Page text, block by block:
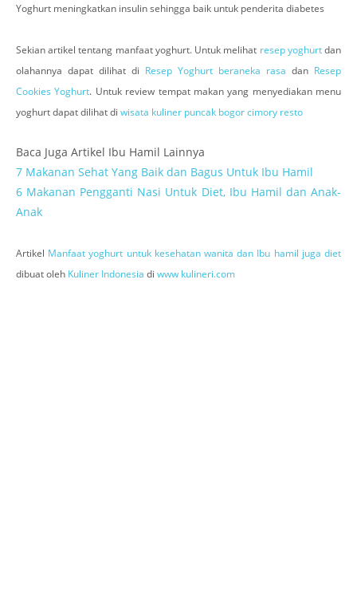
Yoghurt meningkatkan insulin sehingga baik untuk penderita diabetes
Sekian artikel tentang manfaat yoghurt. Untuk melihat resep yoghurtdan
olahannya dapat dilihat di Resep Yoghurt beraneka rasa dan Resep
Cookies Yoghurt. Untuk review tempat makan yang menyediakan menu
yoghurt dapat dilihat di wisata kuliner puncak bogor cimory resto
Baca Juga Artikel Ibu Hamil Lainnya
7 Makanan Sehat Yang Baik dan Bagus Untuk Ibu Hamil
6 Makanan Pengganti Nasi Untuk Diet, Ibu Hamil dan Anak-
Anak
Artikel Manfaat yoghurt untuk kesehatan wanita dan Ibu hamil juga diet
dibuat oleh Kuliner Indonesia di www kulineri.com